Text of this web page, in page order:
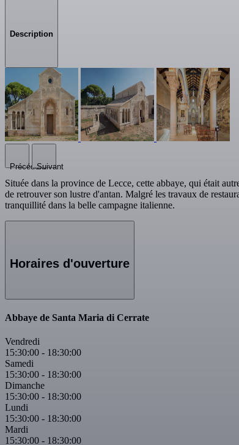
Description
PrécédentSuivant
Située dans la province de Lecce, cette abbaye, qui était
de retrouver son lustre d'antan. Malgré les travaux de
tranquillité dans la belle campagne italienne.
Horaires d'ouverture
Abbaye de Santa Maria di Cerrate
Vendredi
15:30:00 - 18:30:00
Samedi
15:30:00 - 18:30:00
Dimanche
15:30:00 - 18:30:00
Lundi
15:30:00 - 18:30:00
Mardi
15:30:00 - 18:30:00